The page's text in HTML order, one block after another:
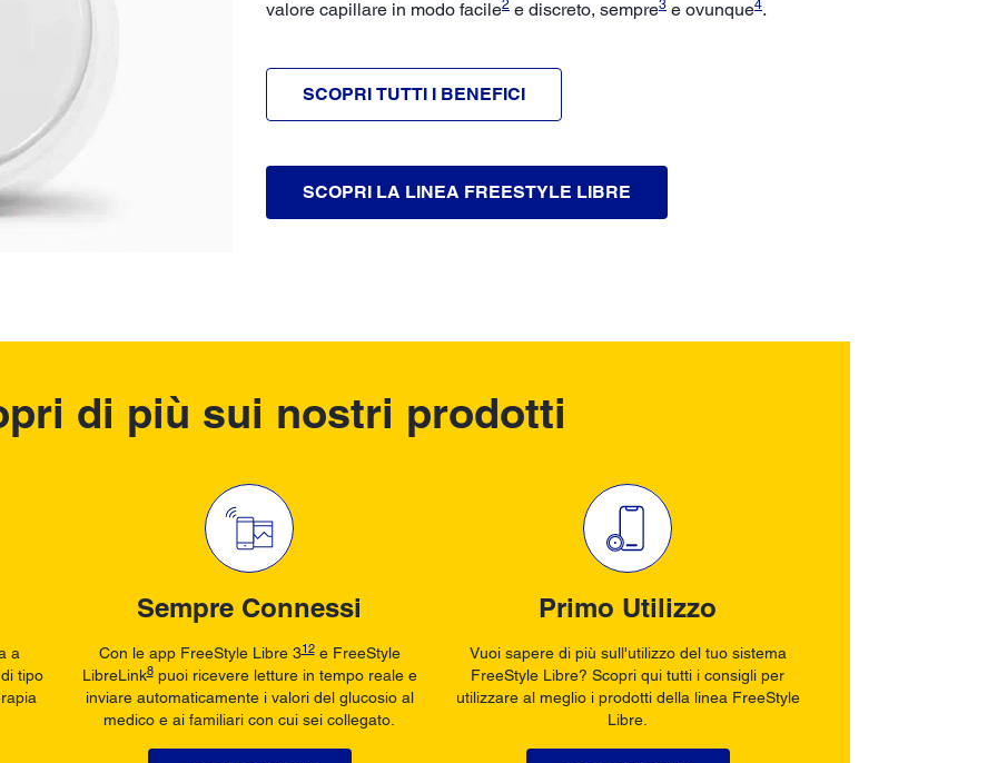
valore capillare in modo facile2 e discreto, sempre3 e ovunque4.
SCOPRI TUTTI I BENEFICI
SCOPRI LA LINEA FREESTYLE LIBRE
di più sui nostri prodotti
a
tipo
Sempre Connessi
Con le app FreeStyle Libre 312e FreeStyle
LibreLink8puoi ricevere letture in tempo reale e
inviare automaticamente i valori del glucosio al
medico e ai familiari con cui sei collegato.
Primo Utilizzo
Vuoi sapere di più sull'utilizzo del tuo sistema
FreeStyle Libre? Scopri qui tutti i consigli per
utilizzare al meglio i prodotti della linea FreeStyle
Libre.